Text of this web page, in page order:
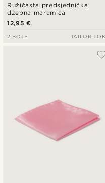
Ružičasta predsjednička
džepna maramica
12,95 €
2 BOJE TAILOR